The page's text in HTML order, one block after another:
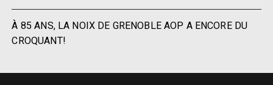
À 85 ANS, LA NOIX DE GRENOBLE AOP A ENCORE DU
CROQUANT!